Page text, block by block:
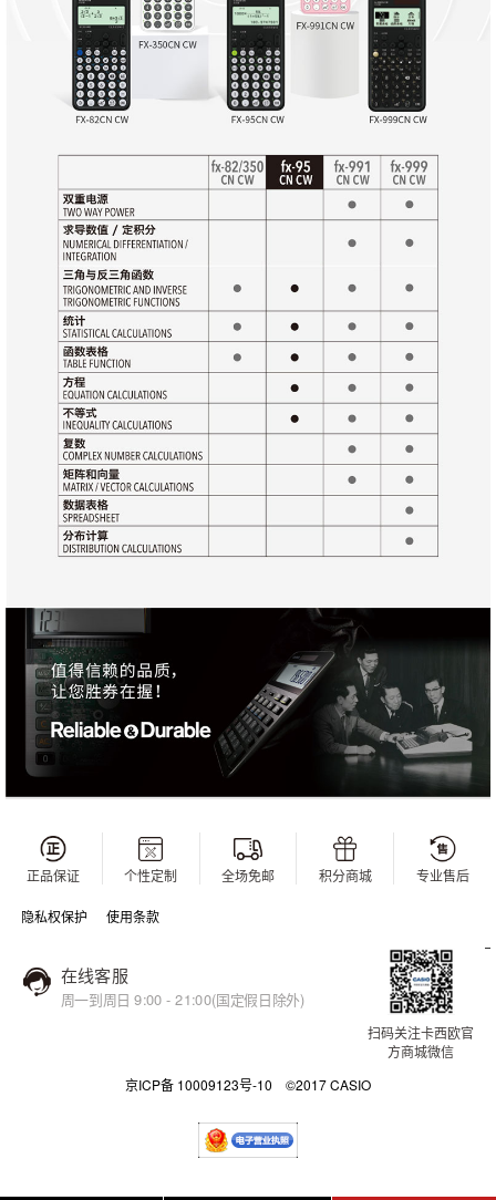
正品保证 个性定制 全场免邮 积分商城 专业售后
隐私权保护 使用条款
在线客服
周一到周日 9:00 - 21:00(国定假日除外)
扫码关注卡西欧官
方商城微信
京ICP备 10009123号-10 ©2017 CASIO